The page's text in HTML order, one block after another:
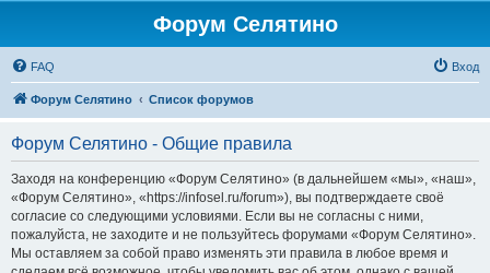
Форум Селятино
FAQ Вход
Форум Селятино Список форумов
Форум Селятино - Общие правила
Заходя на конференцию «Форум Селятино» (в дальнейшем «мы», «наш»,
«Форум Селятино», «https://infosel.ru/forum»), вы подтверждаете своё
согласие со следующими условиями. Если вы не согласны с ними,
пожалуйста, не заходите и не пользуйтесь форумами «Форум Селятино».
Мы оставляем за собой право изменять эти правила в любое время и